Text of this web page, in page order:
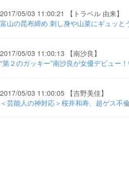
2017/05/03 11:00:21 【トラベル 由来】
富山の昆布締め 刺し身や山菜にギュッと
2017/05/03 11:00:13 【南沙良】
“第２のガッキー”南沙良が女優デビュー
2017/05/03 11:00:05 【吉野美佳】
＜芸能人の神対応＞桜井和寿、超ゲス不